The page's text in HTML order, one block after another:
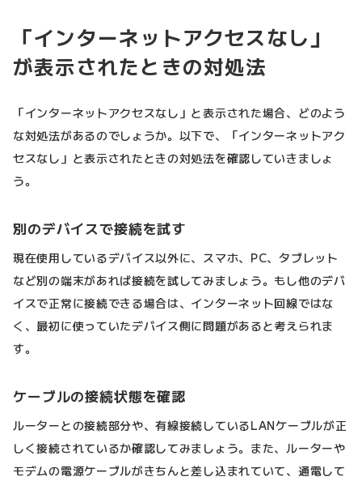
「インターネットアクセスなし」
が表示されたときの対処法
「インターネットアクセスなし」と表示された場合、どのよう
な対処法があるのでしょうか。以下で、「インターネットアク
セスなし」と表示されたときの対処法を確認していきましょ
う。
別のデバイスで接続を試す
現在使用しているデバイス以外に、スマホ、PC、タブレット
など別の端末があれば接続を試してみましょう。もし他のデバ
イスで正常に接続できる場合は、インターネット回線ではな
く、最初に使っていたデバイス側に問題があると考えられま
す。
ケーブルの接続状態を確認
ルーターとの接続部分や、有線接続しているLANケーブルが正
しく接続されているか確認してみましょう。また、ルーターや
モデムの電源ケーブルがきちんと差し込まれていて、通電して